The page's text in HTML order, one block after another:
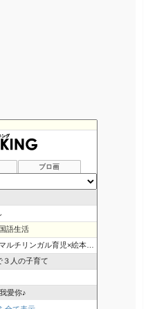
ブロ画
語生活
チリンガル育児×絵本×知育
３人の子育て
愛你♪